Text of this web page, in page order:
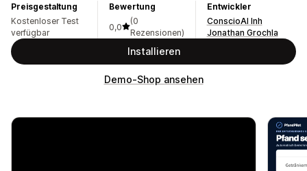
Preisgestaltung
Kostenloser Test
verfügbar
Bewertung
0,0
(0
Rezensionen)
Entwickler
ConscioAI Inh
Jonathan Grochla
Installieren
Demo-Shop ansehen